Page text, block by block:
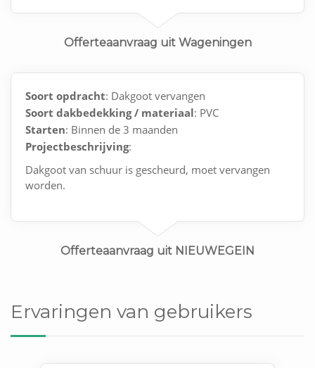
Offerteaanvraag uit Wageningen
Soort opdracht: Dakgoot vervangen
Soort dakbedekking / materiaal: PVC
Starten: Binnen de 3 maanden
Projectbeschrijving:
Dakgoot van schuur is gescheurd, moet vervangen
worden.
Offerteaanvraag uit NIEUWEGEIN
Ervaringen van gebruikers